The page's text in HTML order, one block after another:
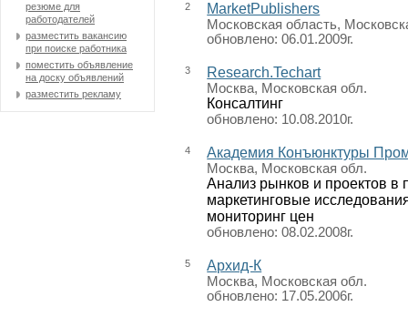
резюме для
работодателей
разместить вакансию
при поиске работника
поместить объявление
на доску объявлений
разместить рекламу
2 MarketPublishers
Московская область,
обновлено: 06.01.2009г.
3 Research.Techart
Москва, Московская обл.
Консалтинг
обновлено: 10.08.2010г.
4 Академия Конъюнктуры
Москва, Московская обл.
Анализ рынков и проектов
маркетинговые
мониторинг цен
обновлено: 08.02.2008г.
5 Архид-К
Москва, Московская обл.
обновлено: 17.05.2006г.